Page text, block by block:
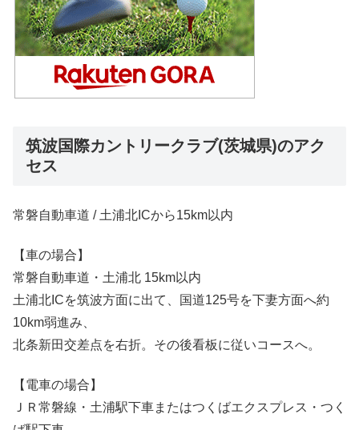
筑波国際カントリークラブ(茨城県)のアク
セス
常磐自動車道 / 土浦北ICから15km以内
【車の場合】
常磐自動車道・土浦北 15km以内
土浦北ICを筑波方面に出て、国道125号を下妻方面へ約
10km弱進み、
北条新田交差点を右折。その後看板に従いコースへ。
【電車の場合】
ＪＲ常磐線・土浦駅下車またはつくばエクスプレス・つく